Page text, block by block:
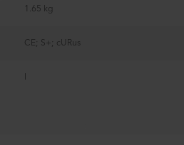
1.65 kg
CE; S+; cURus
I